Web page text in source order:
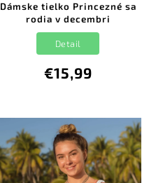
Dámske tielko Princezné sa
rodia v decembri
€15,99
Detail